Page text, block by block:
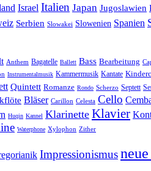
Israel Italien Japan Jugoslawien
Serbien Slowakei Slowenien Spanien
Anthem Bagatelle Ballett Bass Bearbeitung
Instrumentalmusik Kammermusik Kantate
Quintett Romanze Rondo Scherzo Septett
Bläser Carillon Celesta Cello
Huqin Kannel Klarinette Klavier
Waterphone Xylophon Zither
Impressionismus